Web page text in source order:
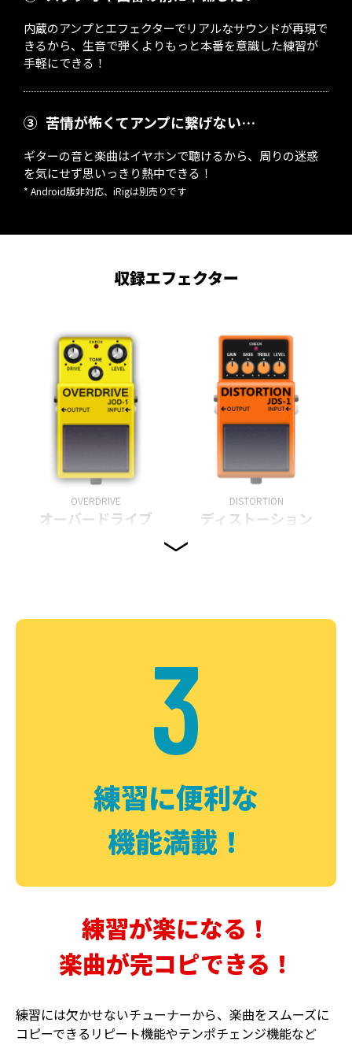
内蔵のアンプとエフェクターでリアルなサウンドが再現で
きるから、生音で弾くよりもっと本番を意識した練習が
手軽にできる！
③ 苦情が怖くてアンプに繋げない…
ギターの音と楽曲はイヤホンで聴けるから、周りの迷惑
を気にせず思いっきり熱中できる！
* Android版非対応、iRigは別売りです
収録エフェクター
OVERDRIVE
オーバードライブ
DISTORTION
ディストーション
DELAY PHASER
3
練習に便利な
機能満載！
練習が楽になる！
楽曲が完コピできる！
練習には欠かせないチューナーから、楽曲をスムーズに
コピーできるリピート機能やテンポチェンジ機能など